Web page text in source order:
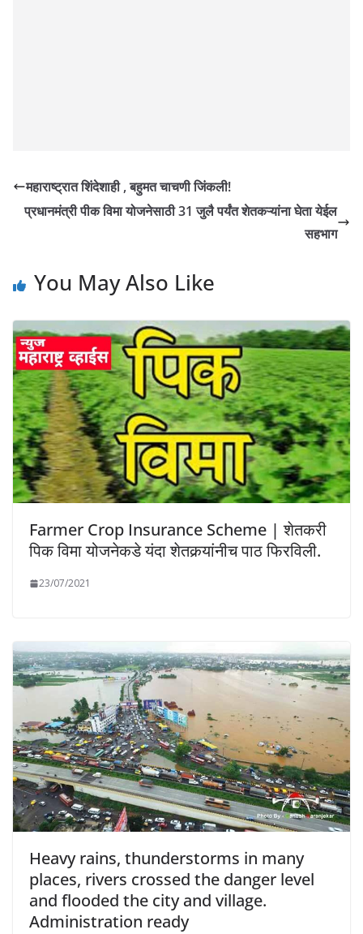
महाराष्ट्रात शिंदेशाही , बहुमत चाचणी जिंकली!
प्रधानमंत्री पीक विमा योजनेसाठी 31 जुलै पर्यंत शेतकऱ्यांना घेता येईल
सहभाग
You May Also Like
Farmer Crop Insurance Scheme | शेतकरी
पिक विमा योजनेकडे यंदा शेतकर्‍यांनीच पाठ फिरविली.
23/07/2021
Heavy rains, thunderstorms in many
places, rivers crossed the danger level
and flooded the city and village.
Administration ready